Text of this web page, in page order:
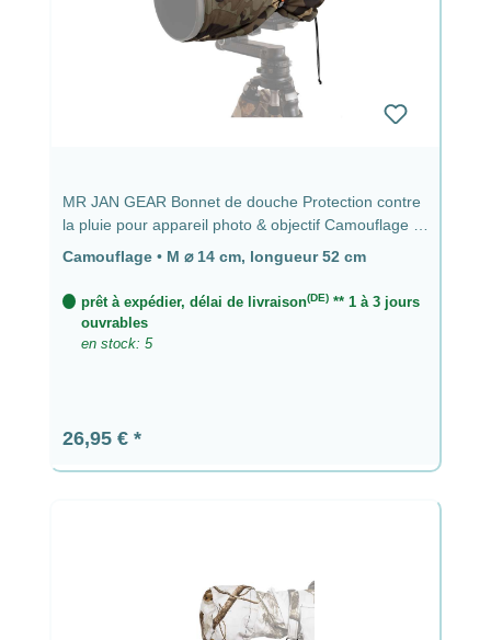
MR JAN GEAR Bonnet de douche Protection contre
la pluie pour appareil photo & objectif Camouflage -
⌀ 14 cm, longueur 52 cm
Camouflage • M ⌀ 14 cm, longueur 52 cm
prêt à expédier, délai de livraison(DE)** 1 à 3 jours
ouvrables
en stock: 5
Prix régulier :
26,95 €